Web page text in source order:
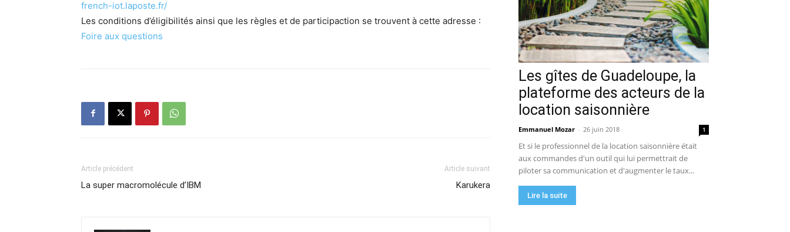
french-iot.laposte.fr/
Les conditions d’éligibilités ainsi que les règles et de participaction se trouvent à cette adresse :
Foire aux questions
Article précédent
La super macromolécule d’IBM
Article suivant
Karukera
Les gîtes de Guadeloupe, la
plateforme des acteurs de la
location saisonnière
Emmanuel Mozar - 26 juin 2018 1
Et si le professionnel de la location saisonnière était
aux commandes d'un outil qui lui permettrait de
piloter sa communication et d'augmenter le taux...
Lire la suite